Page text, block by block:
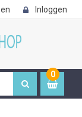
Inloggen
0
item